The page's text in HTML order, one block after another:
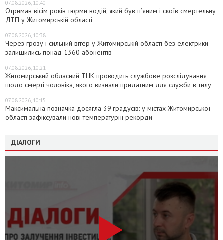
07.08.2026, 10:40
Отримав вісім років тюрми водій, який був п’яним і скоїв смертельну
ДТП у Житомирській області
07.08.2026, 10:38
Через грозу і сильний вітер у Житомирській області без електрики
залишились понад 1360 абонентів
07.08.2026, 10:21
Житомирський обласний ТЦК проводить службове розслідування
щодо смерті чоловіка, якого визнали придатним для служби в тилу
07.08.2026, 10:15
Максимальна позначка досягла 39 градусів: у містах Житомирської
області зафіксували нові температурні рекорди
ДІАЛОГИ